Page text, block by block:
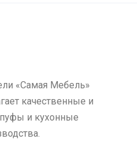
«Самая Мебель»
качественные и
и кухонные